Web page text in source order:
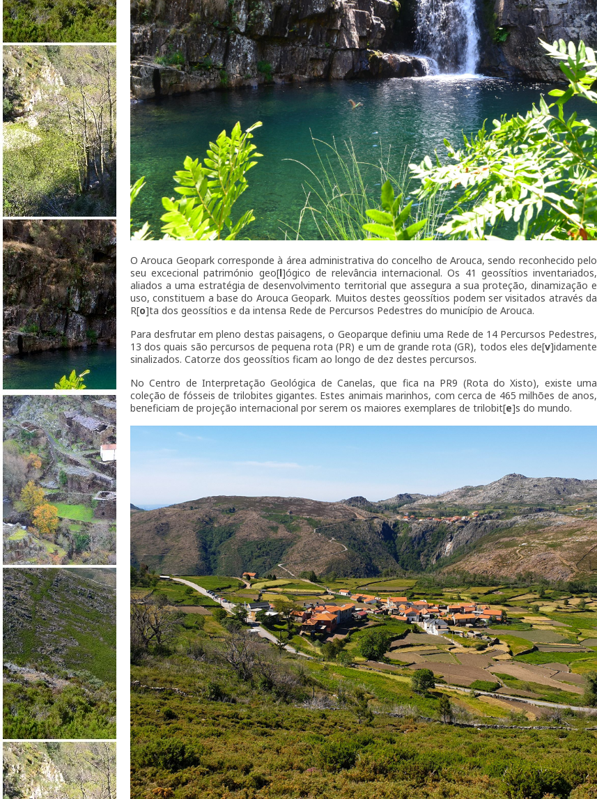
O Arouca Geopark corresponde à área administrativa do concelho de Arouca, sendo reconhecido pelo
seu excecional património geo[l]ógico de relevância internacional. Os 41 geossítios inventariados,
aliados a uma estratégia de desenvolvimento territorial que assegura a sua proteção, dinamização e
uso, constituem a base do Arouca Geopark. Muitos destes geossítios podem ser visitados através da
R[o]ta dos geossítios e da intensa Rede de Percursos Pedestres do município de Arouca.
Para desfrutar em pleno destas paisagens, o Geoparque definiu uma Rede de 14 Percursos Pedestres,
13 dos quais são percursos de pequena rota (PR) e um de grande rota (GR), todos eles de[v]idamente
sinalizados. Catorze dos geossítios ficam ao longo de dez destes percursos.
No Centro de Interpretação Geológica de Canelas, que fica na PR9 (Rota do Xisto), existe uma
coleção de fósseis de trilobites gigantes. Estes animais marinhos, com cerca de 465 milhões de anos,
beneficiam de projeção internacional por serem os maiores exemplares de trilobit[e]s do mundo.